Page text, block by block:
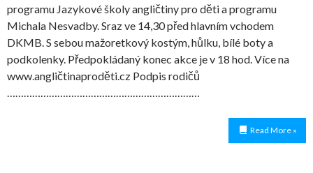
programu Jazykové školy angličtiny pro děti a programu
Michala Nesvadby. Sraz ve 14,30 před hlavním vchodem
DKMB. S sebou mažoretkový kostým, hůlku, bílé boty a
podkolenky. Předpokládaný konec akce je v 18 hod. Více na
www.angličtinaproděti.cz Podpis rodičů
……………………………………………………………
Read More »